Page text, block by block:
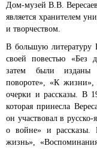
Дом-музей В.В.
является хранителем
и творчеством.
В большую литературу
своей повестью «Без
затем были изданы
повороте», «К жизни»,
очерки и рассказы. В
которая принесла
он участвовал в
о войне» и рассказы.
жизнь»,